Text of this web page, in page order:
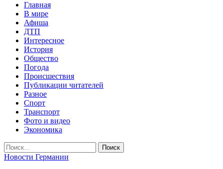
Главная
В мире
Афиша
ДТП
Интересное
История
Общество
Погода
Происшествия
Публикации читателей
Разное
Спорт
Транспорт
Фото и видео
Экономика
Новости Германии